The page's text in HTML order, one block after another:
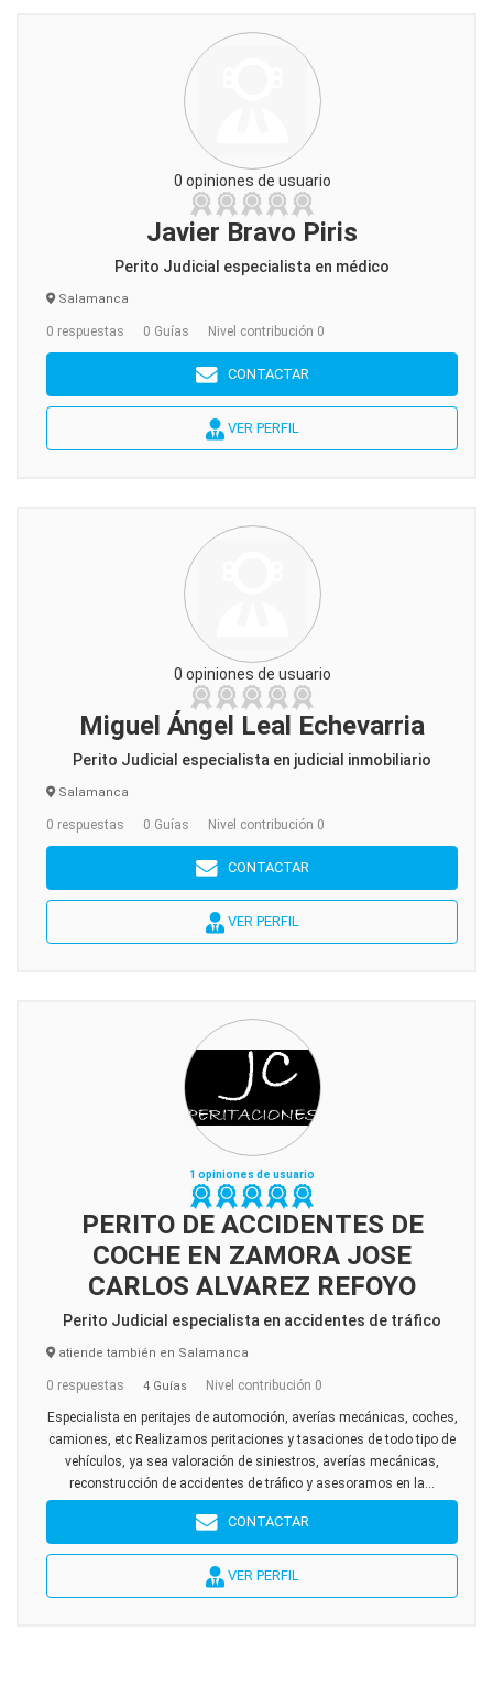
0 opiniones de usuario
Javier Bravo Piris
Perito Judicial especialista en médico
Salamanca
0 respuestas 0 Guías Nivel contribución 0
CONTACTAR
VER PERFIL
0 opiniones de usuario
Miguel Ángel Leal Echevarria
Perito Judicial especialista en judicial inmobiliario
Salamanca
0 respuestas 0 Guías Nivel contribución 0
CONTACTAR
VER PERFIL
1 opiniones de usuario
PERITO DE ACCIDENTES DE
COCHE EN ZAMORA JOSE
CARLOS ALVAREZ REFOYO
Perito Judicial especialista en accidentes de tráfico
atiende también en Salamanca
0 respuestas 4 Guías Nivel contribución 0
Especialista en peritajes de automoción, averías mecánicas, coches,
camiones, etc Realizamos peritaciones y tasaciones de todo tipo de
vehículos, ya sea valoración de siniestros, averías mecánicas,
reconstrucción de accidentes de tráfico y asesoramos en la...
CONTACTAR
VER PERFIL